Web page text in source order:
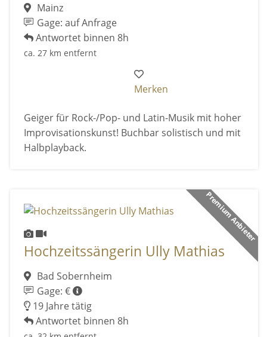
Mainz
Gage: auf Anfrage
Antwortet binnen 8h
ca. 27 km entfernt
Merken
Geiger für Rock-/Pop- und Latin-Musik mit hoher
Improvisationskunst! Buchbar solistisch und mit
Halbplayback.
Premium Anbieter
Hochzeitssängerin Ully Mathias
Bad Sobernheim
Gage: €
19 Jahre tätig
Antwortet binnen 8h